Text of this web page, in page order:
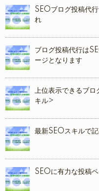
SEOブログ投稿代
れ
ブログ投稿代行は
ージとなります
上位表示できるブ
キル>
最新SEOスキルで
SEOに有力な投稿